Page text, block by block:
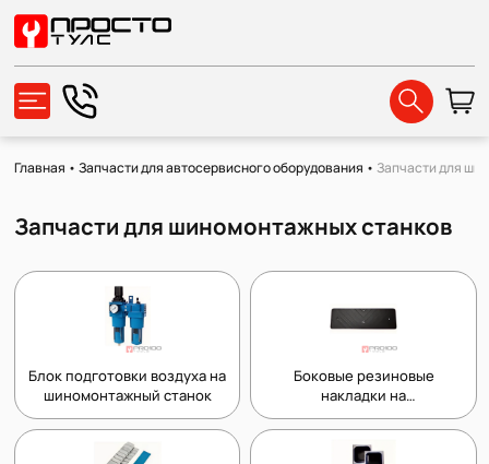
Главная •Запчасти для автосервисного оборудования •Запчасти для
Запчасти для шиномонтажных станков
Блок подготовки воздуха на
шиномонтажный станок
Боковые резиновые
накладки на
шиномонтажный станок